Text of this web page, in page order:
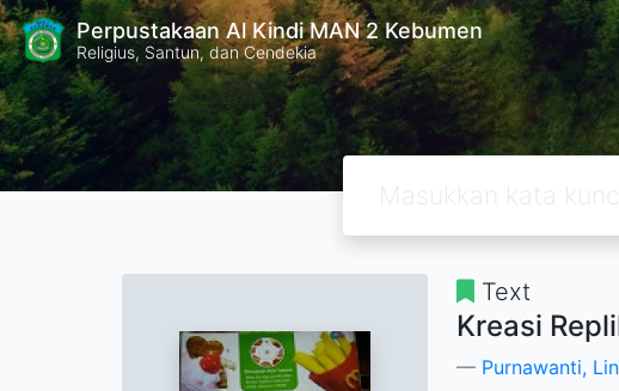
Perpustakaan Al Kindi MAN 2 Kebumen
Religius, Santun, dan Cendekia
Text
Kreasi
Purnawanti,